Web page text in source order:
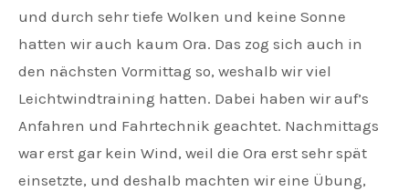
und durch sehr tiefe Wolken und keine Sonne
hatten wir auch kaum Ora. Das zog sich auch in
den nächsten Vormittag so, weshalb wir viel
Leichtwindtraining hatten. Dabei haben wir auf’s
Anfahren und Fahrtechnik geachtet. Nachmittags
war erst gar kein Wind, weil die Ora erst sehr spät
einsetzte, und deshalb machten wir eine Übung,